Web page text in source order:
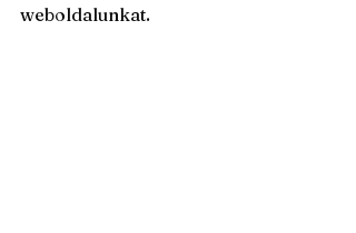
weboldalunkat.